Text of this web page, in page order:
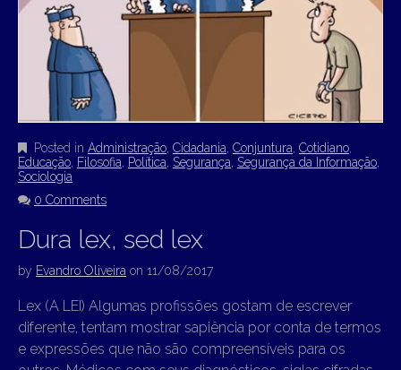
Posted in Administração Cidadania Conjuntura Cotidiano
Educação Filosofia Política Segurança Segurança da Informação
Sociologia
0 Comments
Dura lex, sed lex
by Evandro Oliveira on 11/08/2017
Lex (A LEI) Algumas profissões gostam de escrever
diferente, tentam mostrar sapiência por conta de termos
e expressões que não são compreensíveis para os